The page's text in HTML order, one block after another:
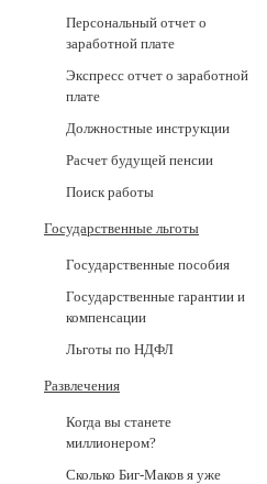
Персональный отчет о
заработной плате
Экспресс отчет о заработной
плате
Должностные инструкции
Расчет будущей пенсии
Поиск работы
Государственные льготы
Государственные пособия
Государственные гарантии и
компенсации
Льготы по НДФЛ
Развлечения
Когда вы станете
миллионером?
Сколько Биг-Маков я уже